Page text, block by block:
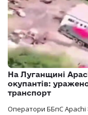
На Луганщині
окупантів:
транспорт
Оператори ББпС Apachi